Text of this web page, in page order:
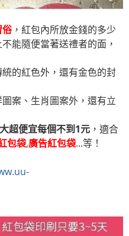
俗，紅包內所放金錢的多少
能隨便當著送禮者的面，
的紅色外，還有金色的封
案、生肖圖案外，還有立
超便宜每個不到1元 ，適合
包袋,廣告紅包袋...等！